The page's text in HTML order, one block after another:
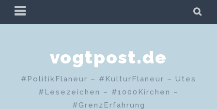
Zum
PRIMÄRES
MENÜ
vogtpost.de
#PolitikFlaneur – #KulturFlaneur – Utes
#Lesezeichen – #1000Kirchen –
#GrenzErfahrung